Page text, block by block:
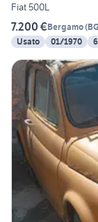
Fiat 500L
7.200 €Bergamo(BG
Usato
01/1970